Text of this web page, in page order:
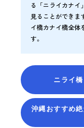
る「ニライカナイ
見ることができま
イ橋カナイ橋全体
す。
ニライ
沖縄おすすめ